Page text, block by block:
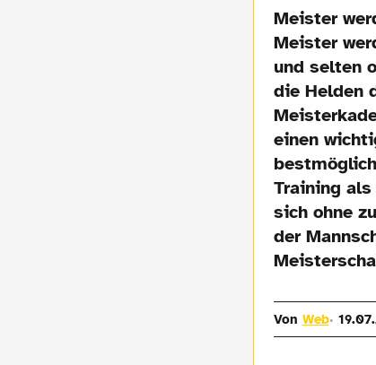
Meister
Meister
und selten
die Helden
einen
Training als
sich ohne
der
Von Web